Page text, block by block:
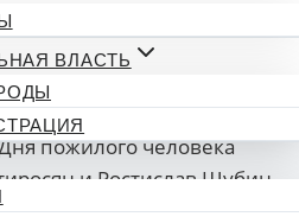
ВЛАСТЬ
93
04.10.2025 21:04
власть/В
пожилого человека
и Ростислав Шубин
письма активистам